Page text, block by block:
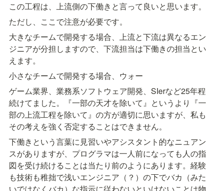
この工程は、上流側の下働きと言って良いと思います。
ただし、ここで注意が必要です。
大きなチームで開発する場合、上流と下流は異なるエン
ジニアが分担しますので、下流担当は下働きの担当とい
えます。
小さなチームで開発する場合、ウォー
ゲーム業界、業務系ソフトウェア開発、SIerなど25年程
続けてました。『一部の天才を除いて』というより『一
部の上流工程を除いて』の方が適切に思いますが、私も
その考えを強く否定することはできません。
下働きという言葉に見習いやアシスタント的なニュアン
スがありますが、プログラマは一人前になっても人の指
図を受け続けることは当たり前のようにあります。経験
も技術も稚拙で浅いエンジニア（？）の下でバカ（みた